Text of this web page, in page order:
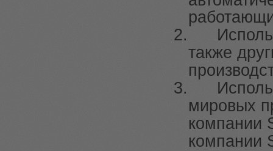
2.
также
3.
мировых
компании
компании